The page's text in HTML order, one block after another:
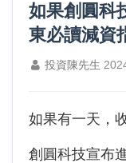
如果創圓科
東必讀減資
投資陳先生
如果有一天，
創圓科技宣布